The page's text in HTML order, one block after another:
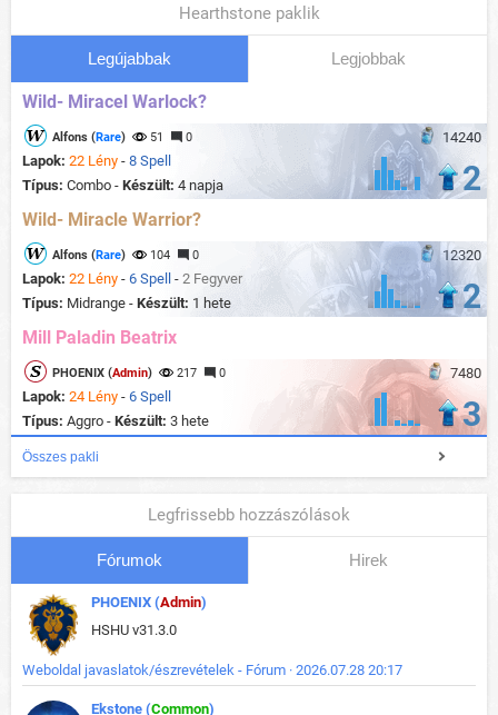
Hearthstone paklik
Legújabbak Legjobbak
Wild- Miracel Warlock?
14240
Alfons (Rare) 51 0
Lapok: 22 Lény - 8 Spell
Típus: Combo - Készült: 4 napja 2
Wild- Miracle Warrior?
12320
Alfons (Rare) 104 0
Lapok: 22 Lény - 6 Spell - 2 Fegyver
Típus: Midrange - Készült: 1 hete 2
Mill Paladin Beatrix
7480
PHOENIX (Admin) 217 0
Lapok: 24 Lény - 6 Spell
Típus: Aggro - Készült: 3 hete 3
Összes pakli
Legfrissebb hozzászólások
Fórumok Hirek
PHOENIX (Admin)
HSHU v31.3.0
Weboldal javaslatok/észrevételek - Fórum · 2026.07.28 20:17
Ekstone (Common)